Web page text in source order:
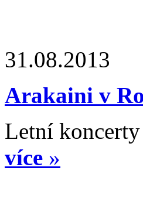
31.08.2013
Arakaini v
Letní
více »